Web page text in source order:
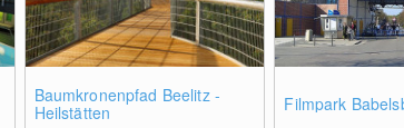
Baumkronenpfad Beelitz -
Heilstätten
Filmpark